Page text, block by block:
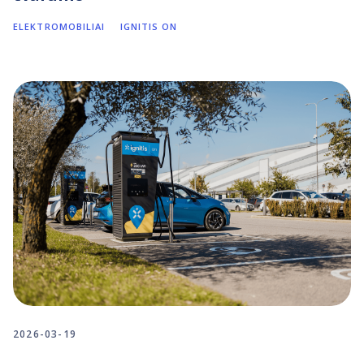
ELEKTROMOBILIAI IGNITIS ON
2026-03-19